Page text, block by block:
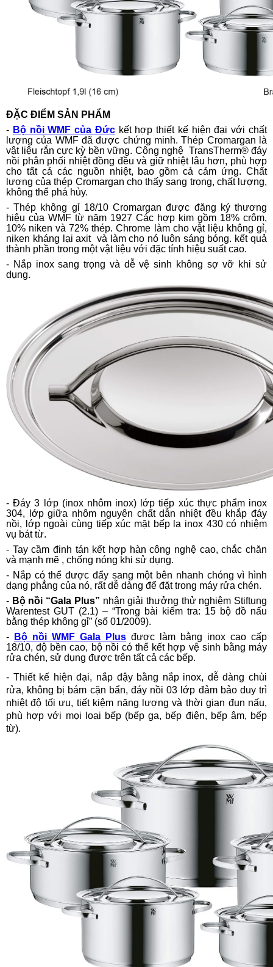
ĐẶC ĐIỂM SẢN PHẨM
- Bộ nồi WMF của Đứckết hợp thiết kế hiện đại với chất
lượng của WMF đã được chứng minh. Thép Cromargan là
vật liệu rắn cực kỳ bền vững. Công nghệ TransTherm® đáy
nồi phân phối nhiệt đồng đều và giữ nhiệt lâu hơn, phù hợp
cho tất cả các nguồn nhiệt, bao gồm cả cảm ứng. Chất
lượng của thép Cromargan cho thấy sang trọng, chất lượng,
không thể phá hủy.
- Thép không gỉ 18/10 Cromargan được đăng ký thương
hiệu của WMF từ năm 1927 Các hợp kim gồm 18% crôm,
10% niken và 72% thép. Chrome làm cho vật liệu không gỉ,
niken kháng lại axit và làm cho nó luôn sáng bóng. kết quả
thành phần trong một vật liệu với đặc tính hiệu suất cao.
- Nắp inox sang trọng và dễ vệ sinh không sợ vỡ khi sử
dụng.
- Đáy 3 lớp (inox nhôm inox) lớp tiếp xúc thực phẩm inox
304, lớp giữa nhôm nguyên chất dẫn nhiệt đều khắp đáy
nồi, lớp ngoài cùng tiếp xúc mặt bếp la inox 430 có nhiệm
vụ bát từ.
- Tay cầm đinh tán kết hợp hàn công nghệ cao, chắc chăn
và mạnh mẽ , chống nóng khi sử dụng.
- Nắp có thể được đẩy sang một bên nhanh chóng vì hình
dạng phẳng của nó, rất dễ dàng để đặt trong máy rửa chén.
- Bộ nồi “Gala Plus” nhận giải thưởng thử nghiệm Stiftung
Warentest GUT (2.1) – “Trong bài kiểm tra: 15 bộ đồ nấu
bằng thép không gỉ” (số 01/2009).
-
Bộ nồi WMF Gala Plus được làm bằng inox cao cấp
18/10, độ bền cao, bộ nồi có thể kết hợp vệ sinh bằng máy
rửa chén, sử dụng được trên tất cả các bếp.
- Thiết kế hiện đại, nắp đậy bằng nắp inox, dễ dàng chùi
rửa, không bị bám cặn bẩn, đáy nồi 03 lớp đảm bảo duy trì
nhiệt độ tối ưu, tiết kiệm năng lượng và thời gian đun nấu,
phù hợp với mọi loại bếp (bếp ga, bếp điện, bếp âm, bếp
từ).